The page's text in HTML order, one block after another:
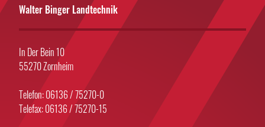
Walter Binger Landtechnik
In Der Bein 10
55270 Zornheim
Telefon: 06136 / 75270-0
Telefax: 06136 / 75270-15